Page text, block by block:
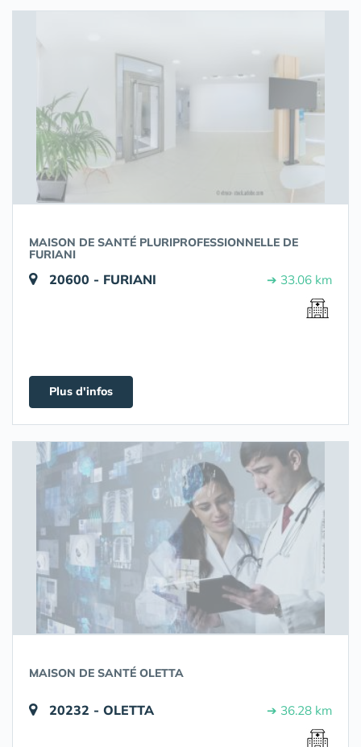
MAISON DE SANTÉ PLURIPROFESSIONNELLE DE
FURIANI
20600 - FURIANI ➔ 33.06 km
Plus d'infos
MAISON DE SANTÉ OLETTA
20232 - OLETTA ➔ 36.28 km